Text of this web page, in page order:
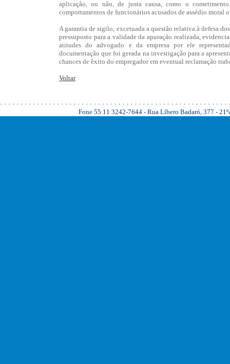
aplicação, ou não, de justa causa, como o
comportamentos de funcionários acusados de assédio moral
A garantia de sigilo, excetuada a questão relativa à defesa
pressuposto para a validade da apuração realizada,
atitudes do advogado e da empresa por ele
documentação que foi gerada na investigação para a
chances de êxito do empregador em eventual reclamação
Voltar
Fone 55 11 3242-7644 - Rua Líbero Badaró, 377 -